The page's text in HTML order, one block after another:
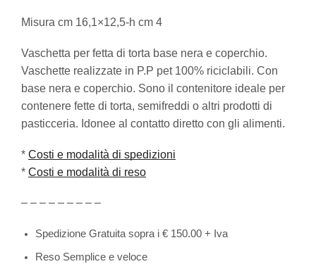
Misura cm 16,1×12,5-h cm 4
Vaschetta per fetta di torta base nera e coperchio.
Vaschette realizzate in P.P pet 100% riciclabili. Con
base nera e coperchio. Sono il contenitore ideale per
contenere fette di torta, semifreddi o altri prodotti di
pasticceria. Idonee al contatto diretto con gli alimenti.
* Costi e modalità di spedizioni
* Costi e modalità di reso
– – – – – – – – –
Spedizione Gratuita sopra i € 150.00 + Iva
Reso Semplice e veloce